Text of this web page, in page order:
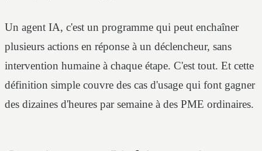
Un agent IA, c'est un programme qui peut enchaîner
plusieurs actions en réponse à un déclencheur, sans
intervention humaine à chaque étape. C'est tout. Et cette
définition simple couvre des cas d'usage qui font gagner
des dizaines d'heures par semaine à des PME ordinaires.